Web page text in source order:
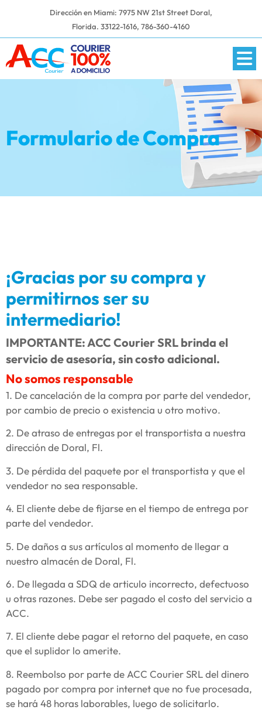
Dirección en Miami: 7975 NW 21st Street Doral,
Florida. 33122-1616, 786-360-4160
Formulario de Compra
¡Gracias por su compra y
permitirnos ser su
intermediario!
IMPORTANTE: ACC Courier SRL brinda el
servicio de asesoría, sin costo adicional.
No somos responsable
1. De cancelación de la compra por parte del vendedor,
por cambio de precio o existencia u otro motivo.
2. De atraso de entregas por el transportista a nuestra
dirección de Doral, Fl.
3. De pérdida del paquete por el transportista y que el
vendedor no sea responsable.
4. El cliente debe de fijarse en el tiempo de entrega por
parte del vendedor.
5. De daños a sus artículos al momento de llegar a
nuestro almacén de Doral, Fl.
6. De llegada a SDQ de articulo incorrecto, defectuoso
u otras razones. Debe ser pagado el costo del servicio a
ACC.
7. El cliente debe pagar el retorno del paquete, en caso
que el suplidor lo amerite.
8. Reembolso por parte de ACC Courier SRL del dinero
pagado por compra por internet que no fue procesada,
se hará 48 horas laborables, luego de solicitarlo. ​